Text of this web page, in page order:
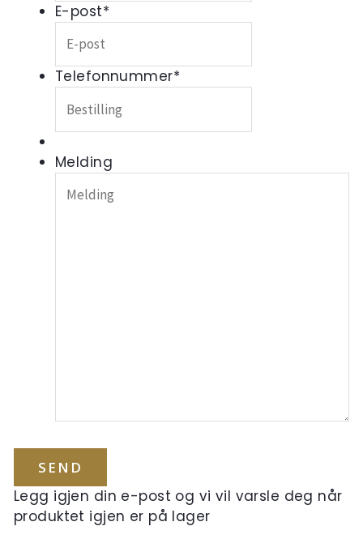
E-post*
Telefonnummer*
Melding
Legg igjen din e-post og vi vil varsle deg når
produktet igjen er på lager